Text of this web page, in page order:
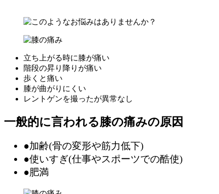
立ち上がる時に膝が痛い
階段の昇り降りが痛い
歩くと痛い
膝が曲がりにくい
レントゲンを撮ったが異常なし
一般的に言われる膝の痛みの原因
●加齢(骨の変形や筋力低下)
●使いすぎ(仕事やスポーツでの酷使)
●肥満